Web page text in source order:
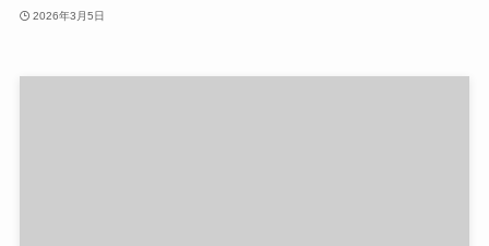
2026年3月5日